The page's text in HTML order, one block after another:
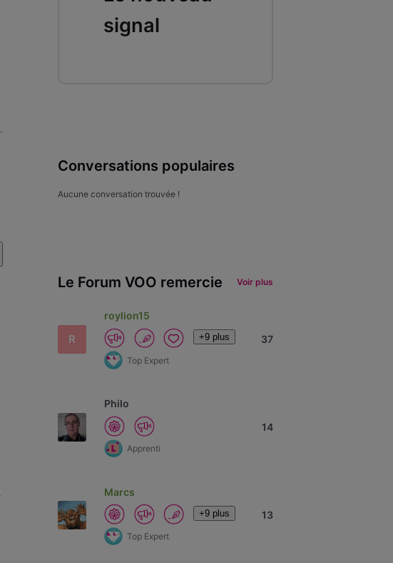
signal
Conversations populaires
Aucune conversation trouvée !
Le Forum VOO remercie Voir plus
R
roylion15
+9 plus
Top Expert
37
Philo
Apprenti
14
Marcs
+9 plus
Top Expert
13